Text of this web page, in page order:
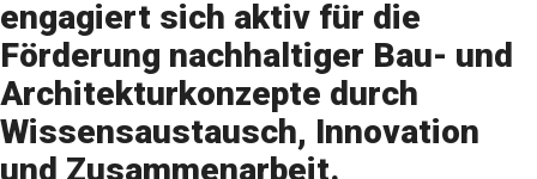
engagiert sich aktiv für die
Förderung nachhaltiger Bau- und
Architekturkonzepte durch
Wissensaustausch, Innovation
und Zusammenarbeit.